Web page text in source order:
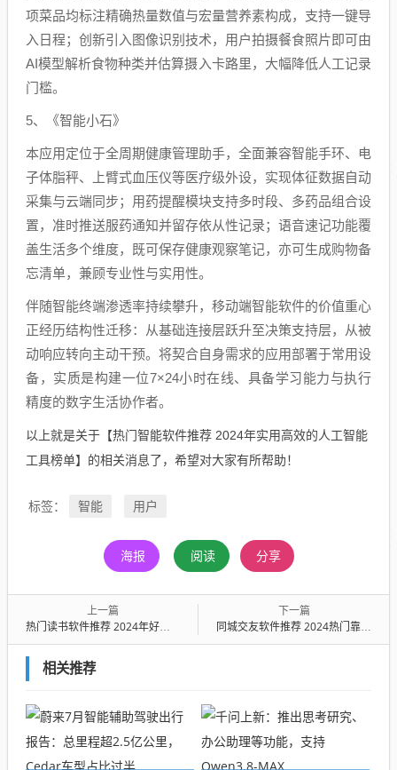
项菜品均标注精确热量数值与宏量营养素构成，支持一键导
入日程；创新引入图像识别技术，用户拍摄餐食照片即可由
AI模型解析食物种类并估算摄入卡路里，大幅降低人工记录
门槛。
5、《智能小石》
本应用定位于全周期健康管理助手，全面兼容智能手环、电
子体脂秤、上臂式血压仪等医疗级外设，实现体征数据自动
采集与云端同步；用药提醒模块支持多时段、多药品组合设
置，准时推送服药通知并留存依从性记录；语音速记功能覆
盖生活多个维度，既可保存健康观察笔记，亦可生成购物备
忘清单，兼顾专业性与实用性。
伴随智能终端渗透率持续攀升，移动端智能软件的价值重心
正经历结构性迁移：从基础连接层跃升至决策支持层，从被
动响应转向主动干预。将契合自身需求的应用部署于常用设
备，实质是构建一位7×24小时在线、具备学习能力与执行
精度的数字生活协作者。
以上就是关于【热门智能软件推荐 2024年实用高效的人工智能
工具榜单】的相关消息了，希望对大家有所帮助！
标签： 智能 用户
海报 阅读 分享
上一篇
热门读书软件推荐 2024年好用的电子书阅读APP排行榜
下一篇
同城交友软件推荐 2024热门靠谱的本地社交App排行榜
相关推荐